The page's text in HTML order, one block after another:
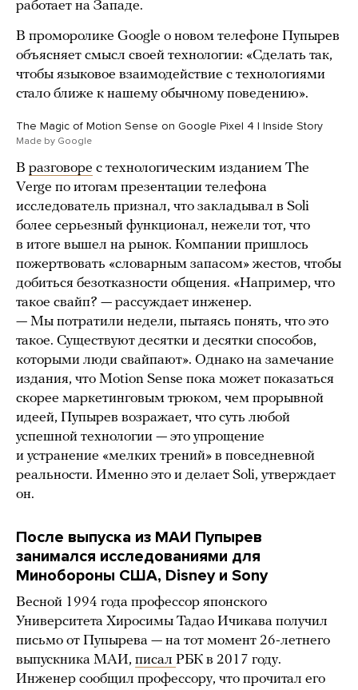
работает на Западе.
В проморолике Google о новом телефоне Пупырев
объясняет смысл своей технологии: «Сделать так,
чтобы языковое взаимодействие с технологиями
стало ближе к нашему обычному поведению».
The Magic of Motion Sense on Google Pixel 4 | Inside Story
Made by Google
В разговоре с технологическим изданием The
Verge по итогам презентации телефона
исследователь признал, что закладывал в Soli
более серьезный функционал, нежели тот, что
в итоге вышел на рынок. Компании пришлось
пожертвовать «словарным запасом» жестов, чтобы
добиться безотказности общения. «Например, что
такое свайп? — рассуждает инженер.
— Мы потратили недели, пытаясь понять, что это
такое. Существуют десятки и десятки способов,
которыми люди свайпают». Однако на замечание
издания, что Motion Sense пока может показаться
скорее маркетинговым трюком, чем прорывной
идеей, Пупырев возражает, что суть любой
успешной технологии — это упрощение
и устранение «мелких трений» в повседневной
реальности. Именно это и делает Soli, утверждает
он.
После выпуска из МАИ Пупырев
занимался исследованиями для
Минобороны США, Disney и Sony
Весной 1994 года профессор японского
Университета Хиросимы Тадао Ичикава получил
письмо от Пупырева — на тот момент 26-летнего
выпускника МАИ, писал РБК в 2017 году.
Инженер сообщил профессору, что прочитал его